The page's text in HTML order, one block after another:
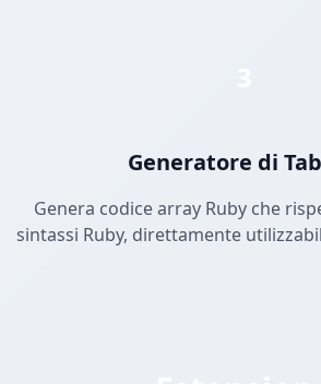
Generatore di
Genera codice array Ruby che
sintassi Ruby, direttamente